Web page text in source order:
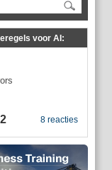
voor AI:
8 reacties